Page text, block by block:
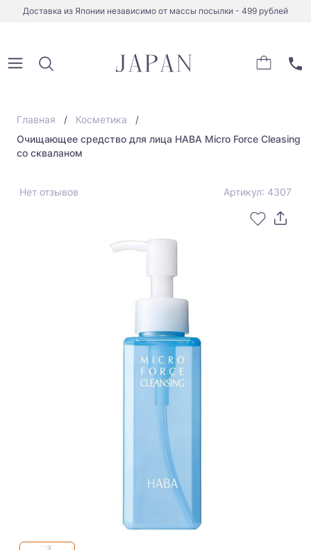
Доставка из Японии независимо от массы посылки - 499 рублей
Главная
Косметика
Очищающее средство для лица HABA Micro Force Cleasing
со скваланом
Нет отзывов Артикул: 4307